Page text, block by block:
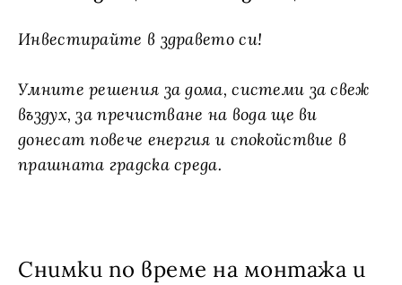
Инвестирайте в здравето си!
Умните решения за дома, системи за свеж
въздух, за пречистване на вода ще ви
донесат повече енергия и спокойствие в
прашната градска среда.
Снимки по време на монтажа и